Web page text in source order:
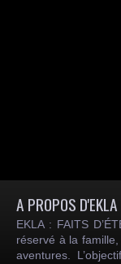
A PROPOS D'EKLA
EKLA : FAITS
réservé à la
aventures.